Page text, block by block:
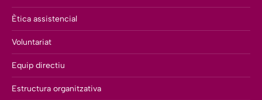
Ètica assistencial
Voluntariat
Equip directiu
Estructura organitzativa